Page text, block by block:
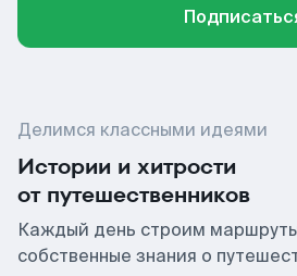
Делимся классными идеями
Истории и хитрости
от путешественников
Каждый день строим маршруты
собственные знания о